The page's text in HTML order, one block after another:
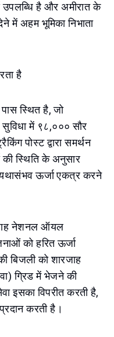
उपलब्धि है और अमीरात के
में अहम भूमिका निभाता
है
स्थित है, जो
में ९८,००० सौर
पोस्ट द्वारा समर्थन
की स्थिति के अनुसार
ऊर्जा एकत्र करने
नेशनल ऑयल
को हरित ऊर्जा
बिजली को शारजाह
ग्रिड में भेजने की
इसका विपरीत करती है,
करती है।